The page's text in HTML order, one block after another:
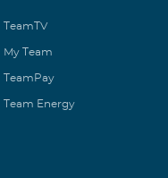
TeamTV
My Team
TeamPay
Team Energy